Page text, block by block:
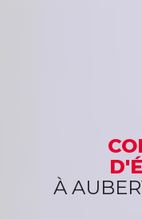
À